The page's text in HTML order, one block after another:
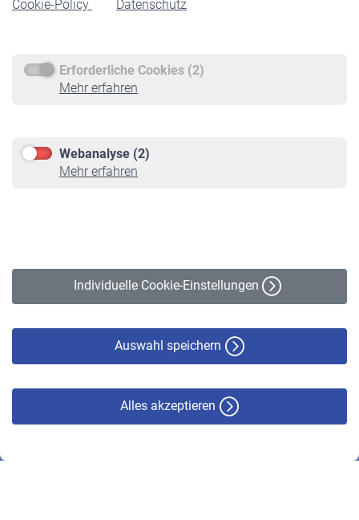
Cookie-Policy
Datenschutz
Erforderliche Cookies (2)
Mehr erfahren
Webanalyse (2)
Mehr erfahren
Individuelle Cookie-Einstellungen
Auswahl speichern
Alles akzeptieren
Rente beantragen
Service
Informationen
Online-Rechner
VBLnewsletter
Erklärung zur Barrierefreiheit
© VBL 2026